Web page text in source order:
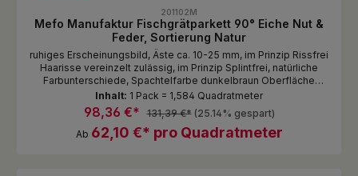
201102M
Mefo Manufaktur Fischgrätparkett 90° Eiche Nut &
Feder, Sortierung Natur
ruhiges Erscheinungsbild, Äste ca. 10-25 mm, im Prinzip Rissfrei
Haarisse vereinzelt zulässig, im Prinzip Splintfrei, natürliche
Farbunterschiede, Spachtelfarbe dunkelbraun Oberfläche
Standardmässig naturbelassen Stellen Sie sich Ihern
Traumboden zusammen wie Sie es möchten von komplett
natürlich, glatt/Oberfläche unbehandelt, mit gebeizter und
endgeölter Oberfläche. Oberflächenstrukturierung bis 3D
gebürstet in separater Postion erhältlich!
Ab 62,10 €* pro Quadratmeter
98,36 €* 131,39 €* (25.14% gespart)
Inhalt: 1 Pack = 1,584 Quadratmeter